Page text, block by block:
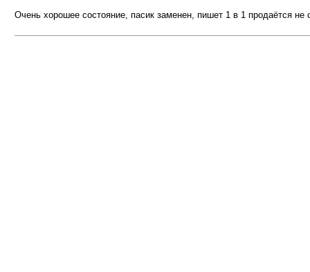
Очень хорошее состояние, пасик заменен, пишет 1 в 1 продаётся не